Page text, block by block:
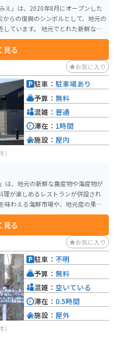
え」は、2020年8月にオープンした
らの復興のシンボルとして、地元の
でとれた新鮮な魚
ある「なみえ焼きそば」などが人
る際は、道の駅に広い駐車場があ
。
見る
お気に入り
）
は、地元の新鮮な農産物や海産物が
理が楽しめるレストランが併設され
道6号線沿いに位置しているので、
す。道の駅からは、太平洋を一望
、足を延ばしてみるのもおすすめ
道の駅で地域の情報を集めて、旅を
見る
駐車： 駐車場あり
予算： 無料
混雑： 普通
滞在： 1時間
施設： 屋内
お気に入り
）
駐車： 不明
予算： 無料
混雑： 空いている
滞在： 0.5時間
施設： 屋外